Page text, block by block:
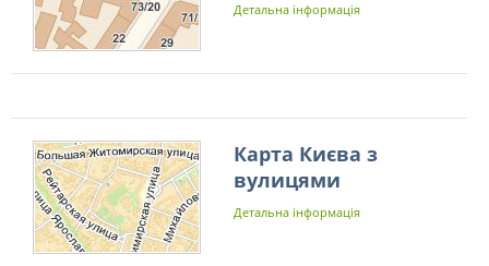
Детальна інформація
Карта Києва з
вулицями
Детальна інформація